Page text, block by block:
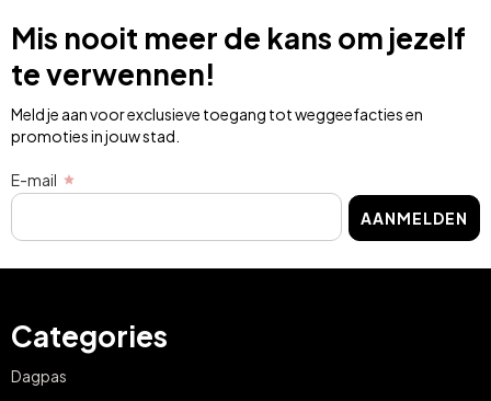
Mis nooit meer de kans om jezelf
te verwennen!
Meld je aan voor exclusieve toegang tot weggeefacties en
promoties in jouw stad.
E-mail
AANMELDEN
Categories
Dagpas